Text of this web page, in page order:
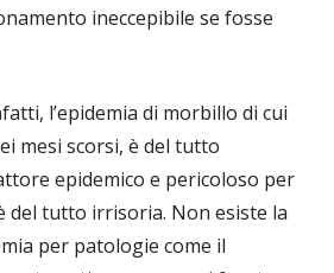
ineccepibile se fosse
l’epidemia di morbillo di cui
mesi scorsi, è del tutto
epidemico e pericoloso per
del tutto irrisoria. Non esiste la
per patologie come il